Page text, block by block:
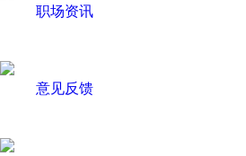
职场资讯
意见反馈